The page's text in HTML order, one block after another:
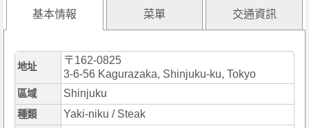
基本情報 菜單 交通資訊
地址
〒162-0825
3-6-56 Kagurazaka, Shinjuku-ku, Tokyo
區域 Shinjuku
種類 Yaki-niku / Steak